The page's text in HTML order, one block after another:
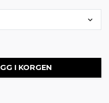
I KORGEN